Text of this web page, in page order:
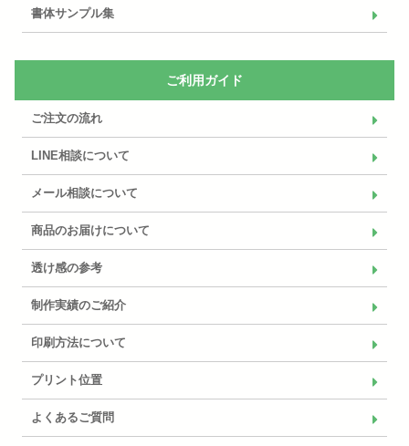
書体サンプル集
ご利用ガイド
ご注文の流れ
LINE相談について
メール相談について
商品のお届けについて
透け感の参考
制作実績のご紹介
印刷方法について
プリント位置
よくあるご質問